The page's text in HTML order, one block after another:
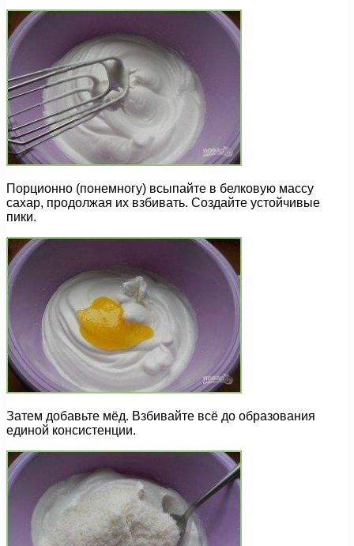
Порционно (понемногу) всыпайте в белковую массу
сахар, продолжая их взбивать. Создайте устойчивые
пики.
Затем добавьте мёд. Взбивайте всё до образования
единой консистенции.